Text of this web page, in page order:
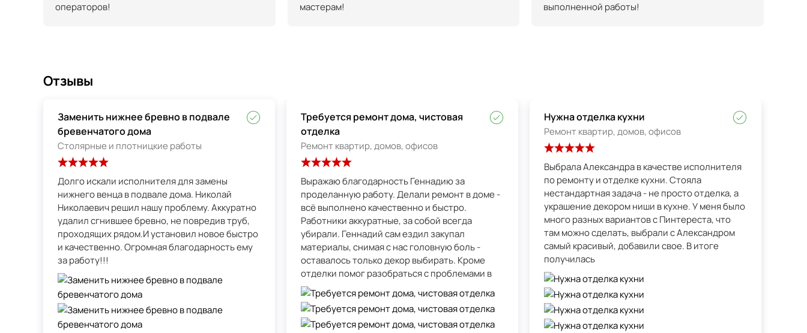
операторов!
мастерам!
выполненной работы!
Отзывы
Заменить нижнее бревно в подвале
бревенчатого дома
Столярные и плотницкие работы
Долго искали исполнителя для замены
нижнего венца в подвале дома. Николай
Николаевич решил нашу проблему. Аккуратно
удалил сгнившее бревно, не повредив труб,
проходящих рядом.И установил новое быстро
и качественно. Огромная благодарность ему
за работу!!!
Требуется ремонт дома, чистовая
отделка
Ремонт квартир, домов, офисов
Выражаю благодарность Геннадию за
проделанную работу. Делали ремонт в доме -
всё выполнено качественно и быстро.
Работники аккуратные, за собой всегда
убирали. Геннадий сам ездил закупал
материалы, снимая с нас головную боль -
оставалось только декор выбирать. Кроме
отделки помог разобраться с проблемами в
Нужна отделка кухни
Ремонт квартир, домов, офисов
Выбрала Александра в качестве исполнителя
по ремонту и отделке кухни. Стояла
нестандартная задача - не просто отделка, а
украшение декором ниши в кухне. У меня было
много разных вариантов с Пинтереста, что
там можно сделать, выбрали с Александром
самый красивый, добавили свое. В итоге
получилась